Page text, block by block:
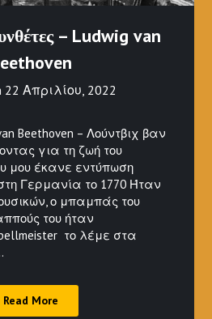
– Ludwig van
22 Απριλίου, 2022
– Λούντβιχ βαν
για τη ζωή του
μου έκανε εντύπωση
Γερμανία το 1770 Ήταν
ο μπαμπάς του
του ήταν
το λέμε στα
Read More